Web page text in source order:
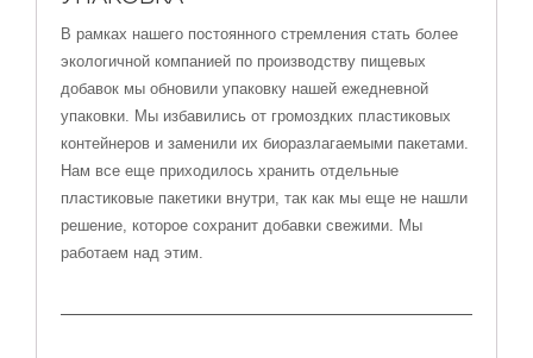
В рамках нашего постоянного стремления стать более
экологичной компанией по производству пищевых
добавок мы обновили упаковку нашей ежедневной
упаковки. Мы избавились от громоздких пластиковых
контейнеров и заменили их биоразлагаемыми пакетами.
Нам все еще приходилось хранить отдельные
пластиковые пакетики внутри, так как мы еще не нашли
решение, которое сохранит добавки свежими. Мы
работаем над этим.